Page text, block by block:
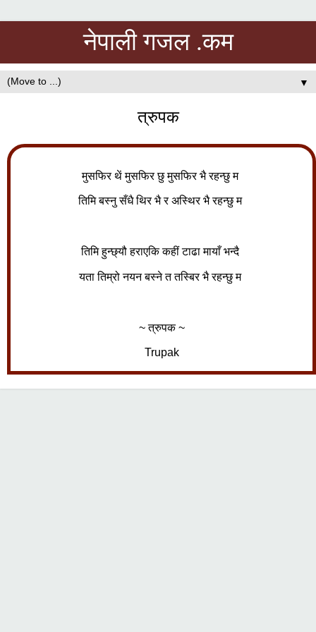
नेपाली गजल .कम
▼
त्रुपक
मुसफिर थें मुसफिर छु मुसफिर भै रहन्छु म
तिमि बस्नु सँधै थिर भै र अस्थिर भै रहन्छु म
तिमि हुन्छ्यौ हराएकि कहीं टाढा मायाँ भन्दै
यता तिम्रो नयन बस्ने त तस्बिर भै रहन्छु म
~ त्रुपक ~
Trupak